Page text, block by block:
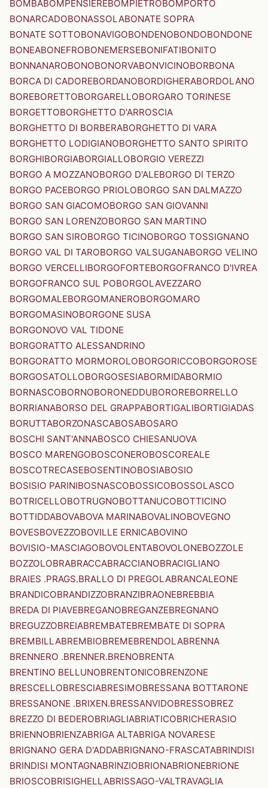
BOMBABOMPENSIEREBOMPIETROBOMPORTO
BONARCADOBONASSOLABONATE SOPRA
BONATE SOTTOBONAVIGOBONDENOBONDOBONDONE
BONEABONEFROBONEMERSEBONIFATIBONITO
BONNANAROBONOBONORVABONVICINOBORBONA
BORCA DI CADOREBORDANOBORDIGHERABORDOLANO
BOREBORETTOBORGARELLOBORGARO TORINESE
BORGETTOBORGHETTO D'ARROSCIA
BORGHETTO DI BORBERABORGHETTO DI VARA
BORGHETTO LODIGIANOBORGHETTO SANTO SPIRITO
BORGHIBORGIABORGIALLOBORGIO VEREZZI
BORGO A MOZZANOBORGO D'ALEBORGO DI TERZO
BORGO PACEBORGO PRIOLOBORGO SAN DALMAZZO
BORGO SAN GIACOMOBORGO SAN GIOVANNI
BORGO SAN LORENZOBORGO SAN MARTINO
BORGO SAN SIROBORGO TICINOBORGO TOSSIGNANO
BORGO VAL DI TAROBORGO VALSUGANABORGO VELINO
BORGO VERCELLIBORGOFORTEBORGOFRANCO D'IVREA
BORGOFRANCO SUL POBORGOLAVEZZARO
BORGOMALEBORGOMANEROBORGOMARO
BORGOMASINOBORGONE SUSA
BORGONOVO VAL TIDONE
BORGORATTO ALESSANDRINO
BORGORATTO MORMOROLOBORGORICCOBORGOROSE
BORGOSATOLLOBORGOSESIABORMIDABORMIO
BORNASCOBORNOBORONEDDUBOROREBORRELLO
BORRIANABORSO DEL GRAPPABORTIGALIBORTIGIADAS
BORUTTABORZONASCABOSABOSARO
BOSCHI SANT'ANNABOSCO CHIESANUOVA
BOSCO MARENGOBOSCONEROBOSCOREALE
BOSCOTRECASEBOSENTINOBOSIABOSIO
BOSISIO PARINIBOSNASCOBOSSICOBOSSOLASCO
BOTRICELLOBOTRUGNOBOTTANUCOBOTTICINO
BOTTIDDABOVABOVA MARINABOVALINOBOVEGNO
BOVESBOVEZZOBOVILLE ERNICABOVINO
BOVISIO-MASCIAGOBOVOLENTABOVOLONEBOZZOLE
BOZZOLOBRABRACCABRACCIANOBRACIGLIANO
BRAIES .PRAGS.BRALLO DI PREGOLABRANCALEONE
BRANDICOBRANDIZZOBRANZIBRAONEBREBBIA
BREDA DI PIAVEBREGANOBREGANZEBREGNANO
BREGUZZOBREIABREMBATEBREMBATE DI SOPRA
BREMBILLABREMBIOBREMEBRENDOLABRENNA
BRENNERO .BRENNER.BRENOBRENTA
BRENTINO BELLUNOBRENTONICOBRENZONE
BRESCELLOBRESCIABRESIMOBRESSANA BOTTARONE
BRESSANONE .BRIXEN.BRESSANVIDOBRESSOBREZ
BREZZO DI BEDEROBRIAGLIABRIATICOBRICHERASIO
BRIENNOBRIENZABRIGA ALTABRIGA NOVARESE
BRIGNANO GERA D'ADDABRIGNANO-FRASCATABRINDISI
BRINDISI MONTAGNABRINZIOBRIONABRIONEBRIONE
BRIOSCOBRISIGHELLABRISSAGO-VALTRAVAGLIA